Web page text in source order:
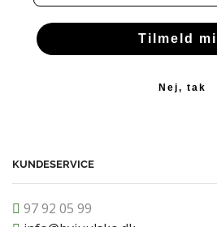
Tilmeld
Nej, tak
KUNDESERVICE
97 92 05 99